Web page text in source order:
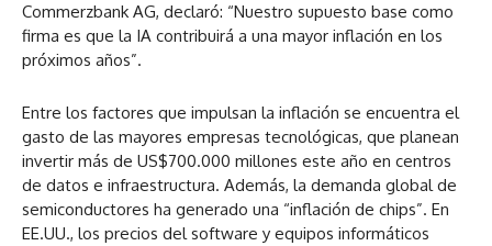
Commerzbank AG, declaró: “Nuestro supuesto base como
firma es que la IA contribuirá a una mayor inflación en los
próximos años”.
Entre los factores que impulsan la inflación se encuentra el
gasto de las mayores empresas tecnológicas, que planean
invertir más de US$700.000 millones este año en centros
de datos e infraestructura. Además, la demanda global de
semiconductores ha generado una “inflación de chips”. En
EE.UU., los precios del software y equipos informáticos